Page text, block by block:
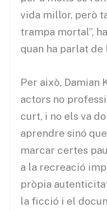
vida millor, però
trampa mortal”,
quan ha parlat de
Per això, Damian
actors no
curt, i no els va
aprendre sinó
marcar certes
a la recreació
pròpia
la ficció i el